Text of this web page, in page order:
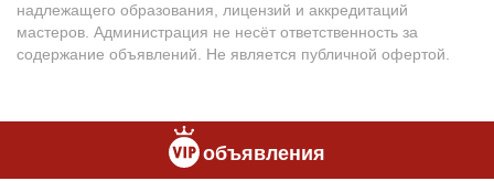
надлежащего образования, лицензий и аккредитаций
мастеров. Администрация не несёт ответственность за
содержание объявлений. Не является публичной офертой.
объявления